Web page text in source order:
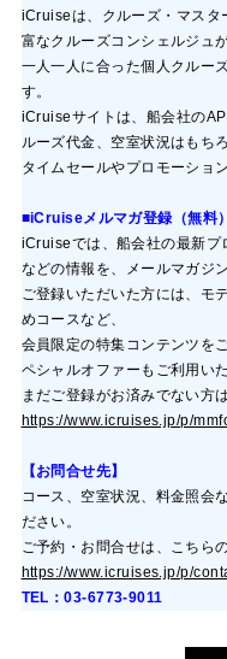
iCruiseは、クルーズ・マスタ
富なクルーズコンシェルジュが
一人一人に合った個人クルー
す。
iCruiseサイトは、船会社の
ルーズ代金、空室状況はもちろ
タイムセールやプロモーショ
■iCruise メルマガ登録（無料）
iCruiseでは、船会社の最新
などの情報を、メールマガジ
ご登録いただいた方には、モ
めコースなど、
会員限定の特集コンテンツを
ペシャルオファーもご利用い
まだご登録がお済みでない方
https://www.icruises.jp/p/
【お問合せ先】
コース、空室状況、料金照会
ださい。
ご予約・お問合せは、こちら
https://www.icruises.jp/p/
TEL：03-6773-9011